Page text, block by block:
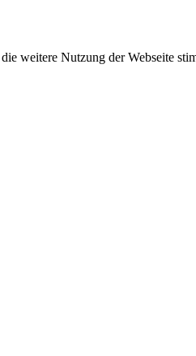
weitere Nutzung der Webseite